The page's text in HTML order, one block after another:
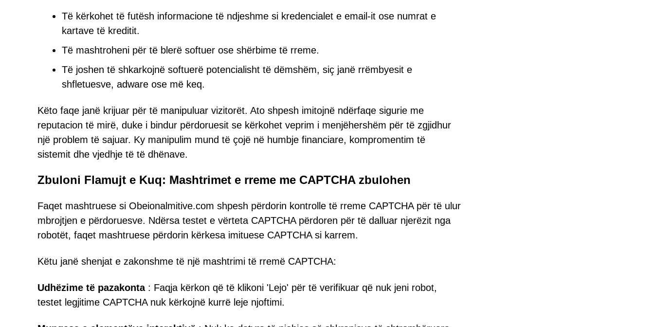
Të kërkohet të futësh informacione të ndjeshme si kredencialet e email-it ose numrat e
kartave të kreditit.
Të mashtroheni për të blerë softuer ose shërbime të rreme.
Të joshen të shkarkojnë softuerë potencialisht të dëmshëm, siç janë rrëmbyesit e
shfletuesve, adware ose më keq.
Këto faqe janë krijuar për të manipuluar vizitorët. Ato shpesh imitojnë ndërfaqe sigurie me
reputacion të mirë, duke i bindur përdoruesit se kërkohet veprim i menjëhershëm për të zgjidhur
një problem të sajuar. Ky manipulim mund të çojë në humbje financiare, kompromentim të
sistemit dhe vjedhje të të dhënave.
Zbuloni Flamujt e Kuq: Mashtrimet e rreme me CAPTCHA zbulohen
Faqet mashtruese si Obeionalmitive.com shpesh përdorin kontrolle të rreme CAPTCHA për të ulur
mbrojtjen e përdoruesve. Ndërsa testet e vërteta CAPTCHA përdoren për të dalluar njerëzit nga
robotët, faqet mashtruese përdorin kërkesa imituese CAPTCHA si karrem.
Këtu janë shenjat e zakonshme të një mashtrimi të rremë CAPTCHA:
Udhëzime të pazakonta: Faqja kërkon që të klikoni 'Lejo' për të verifikuar që nuk jeni robot,
testet legjitime CAPTCHA nuk kërkojnë kurrë leje njoftimi.